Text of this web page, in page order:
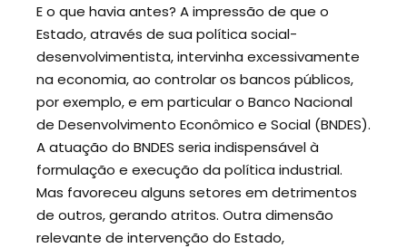
E o que havia antes? A impressão de que o
Estado, através de sua política social-
desenvolvimentista, intervinha excessivamente
na economia, ao controlar os bancos públicos,
por exemplo, e em particular o Banco Nacional
de Desenvolvimento Econômico e Social (BNDES).
A atuação do BNDES seria indispensável à
formulação e execução da política industrial.
Mas favoreceu alguns setores em detrimentos
de outros, gerando atritos. Outra dimensão
relevante de intervenção do Estado,